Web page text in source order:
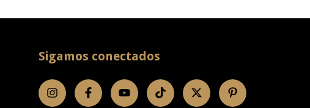
Sigamos conectados